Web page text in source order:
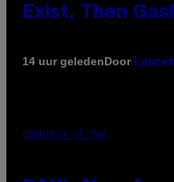
Exist, Then
14 uur geledenDoor
COURTESY OF PAX